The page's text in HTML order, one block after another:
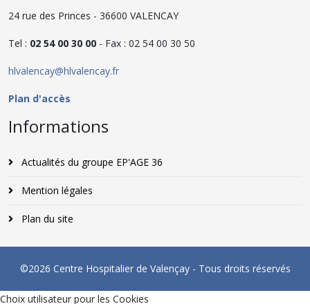
24 rue des Princes - 36600 VALENCAY
Tel : 02 54 00 30 00 - Fax : 02 54 00 30 50
hlvalencay@hlvalencay.fr
Plan d'accès
Informations
Actualités du groupe EP'AGE 36
Mention légales
Plan du site
©2026 Centre Hospitalier de Valençay - Tous droits réservés
Choix utilisateur pour les Cookies